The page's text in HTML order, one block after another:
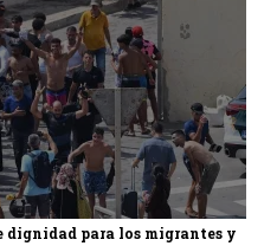
dignidad para los migrantes y